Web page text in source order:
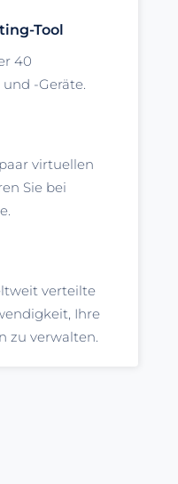
Tool
40
-Geräte.
virtuellen
Sie bei
verteilte
Ihre
zu verwalten.